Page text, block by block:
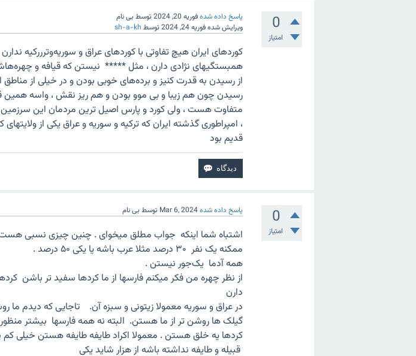
0
امتیاز
پاسخ داده شدهفوریه 20, 2024 توسط بی نام
ویرایش شدهفوریه 24, 2024 توسط sh-a-kh
کوردهای ایران هیچ تفاوتی با کوردهای عراق و سوریەوترررکیە
همبستگیهای نژادی دارن ، مثل ***** نیستن کە قیافە و
از رسیدن بە قدرت کنیز و بردەهای خوبی بودن و در خیلی از
رسیدن چون هم زیبا و بی موو بودن و هم ریز نقش ، واسە همین
متفاوت هست ، ولی کورد و پارس اصیل ترین مردمان این سرزمین
، امپراطوری گذشتە ایران کە ترکیە و سوریە و عراق یکی از
قدیم بود
0
امتیاز
پاسخ داده شدهMar 6, 2024 توسط بی نام
اشتباه شما اینکه جواب مطلق میخوای . چنین چیزی نسبی
ممکنه یک نفر ۳۰ درصد مثلا عرب باشه یا یکی ۵۰ درصد .
همه آدما یک‌جور نیستن .
از نظر چهره من فکر میکنم فارسها از ما کردها سفید تر باشن
دارن
در عراق و سوریه معمولا زیتونی و سبزه آن. تاجایی که دیدم ما
گیلک ها روشن تر از ما هستن. البته نه همه فارسها بیشتر
کردها یه خلق هستن . معمولا اکراد طایفه طایفه هستن خیلی
قبیله و طایفه نداشته باشه از هزار شاید یکی